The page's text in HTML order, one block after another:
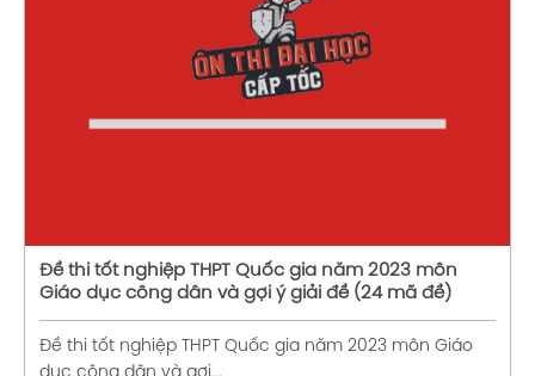
Xem chi tiết
Đề thi tốt nghiệp THPT Quốc gia năm 2023 môn
Giáo dục công dân và gợi ý giải đề (24 mã đề)
Đề thi tốt nghiệp THPT Quốc gia năm 2023 môn Giáo